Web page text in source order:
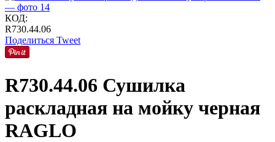
КОД:
R730.44.06
Поделиться Tweet
R730.44.06 Сушилка
раскладная на мойку черная
RAGLO